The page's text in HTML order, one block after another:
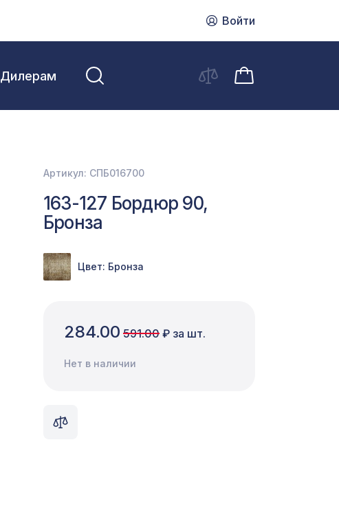
Войти
Дилерам
Артикул: СПБ016700
163-127 Бордюр 90,
Бронза
Цвет: Бронза
284.00 591.00 ₽ за шт.
Нет в наличии